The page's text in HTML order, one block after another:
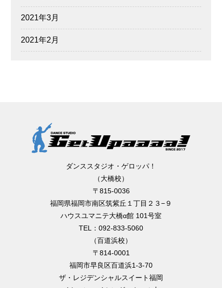
2021年3月
2021年2月
ダンススタジオ・ゲロッパ！
（大橋校）
〒815-0036
福岡県福岡市南区筑紫丘１丁目２３−９
ハウスユマニテ大橋α館 101号室
TEL：092-833-5060
（百道浜校）
〒814-0001
福岡市早良区百道浜1-3-70
ザ・レジデンシャルスイート福岡